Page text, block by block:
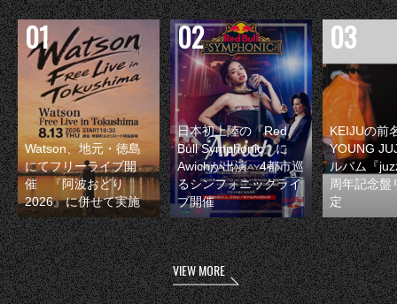
Watson、地元・徳島
にてフリーライブ開
催 『阿波おどり
2026』に併せて実施
日本初上陸の『Red
Bull Symphonic』に
Awichが出演 4都市巡
るシンフォニックライ
ブ開催
KEIJUの前
YOUNG
ルバム『
周年記念盤
定
VIEW MORE